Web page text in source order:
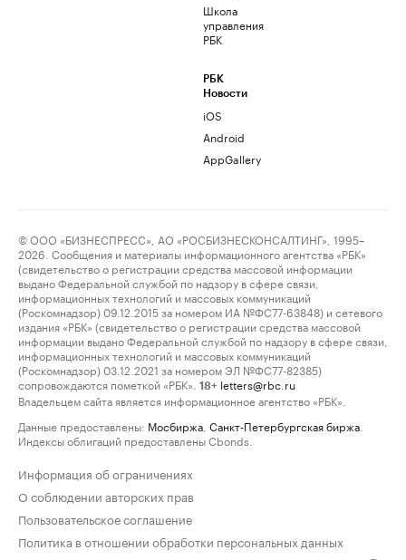
Школа
управления
РБК
РБК
Новости
iOS
Android
AppGallery
© ООО «БИЗНЕСПРЕСС», АО «РОСБИЗНЕСКОНСАЛТИНГ», 1995–
2026. Сообщения и материалы информационного агентства «РБК»
(свидетельство о регистрации средства массовой информации
выдано Федеральной службой по надзору в сфере связи,
информационных технологий и массовых коммуникаций
(Роскомнадзор) 09.12.2015 за номером ИА №ФС77-63848) и сетевого
издания «РБК» (свидетельство о регистрации средства массовой
информации выдано Федеральной службой по надзору в сфере связи,
информационных технологий и массовых коммуникаций
(Роскомнадзор) 03.12.2021 за номером ЭЛ №ФС77-82385)
сопровождаются пометкой «РБК».
18+ letters@rbc.ru
Владельцем сайта является информационное агентство «РБК».
Данные предоставлены: Мосбиржа Санкт-Петербургская биржа
Индексы облигаций предоставлены Cbonds.
Информация об ограничениях
О соблюдении авторских прав
Пользовательское соглашение
Политика в отношении обработки персональных данных